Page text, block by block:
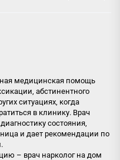
медицинская помощь
абстинентного
ситуациях, когда
в клинику. Врач
состояния,
и дает рекомендации по
– врач нарколог на дом